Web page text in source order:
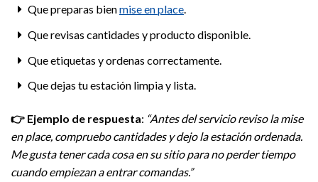
Que preparas bienmise en place.
Que revisas cantidades y producto disponible.
Que etiquetas y ordenas correctamente.
Que dejas tu estación limpia y lista.
👉 Ejemplo de respuesta: “Antes del servicio reviso la mise
en place, compruebo cantidades y dejo la estación ordenada.
Me gusta tener cada cosa en su sitio para no perder tiempo
cuando empiezan a entrar comandas.”